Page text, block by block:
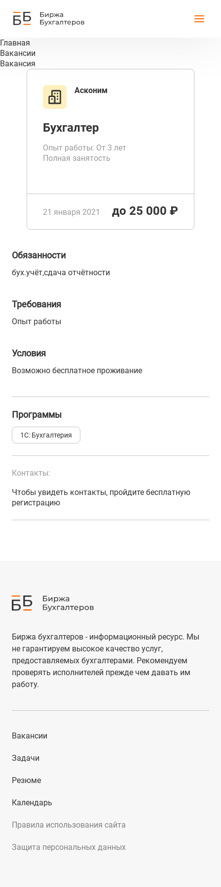
Главная
Вакансии
Вакансия
Асконим
Бухгалтер
Опыт работы: От 3 лет
Полная занятость
21 января 2021 до 25 000 ₽
Обязанности
бух.учёт,сдача отчётности
Требования
Опыт работы
Условия
Возможно бесплатное проживание
Программы
1С: Бухгалтерия
Контакты:
Чтобы увидеть контакты, пройдите бесплатную
регистрацию
Биржа бухгалтеров - информационный ресурс. Мы
не гарантируем высокое качество услуг,
предоставляемых бухгалтерами. Рекомендуем
проверять исполнителей прежде чем давать им
работу.
Правила использования сайта
Защита персональных данных
Вакансии
Задачи
Резюме
Календарь